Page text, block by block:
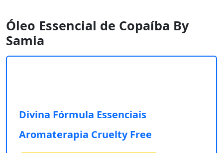
Óleo Essencial de Copaíba By
Samia
Divina Fórmula Essenciais
Aromaterapia Cruelty Free